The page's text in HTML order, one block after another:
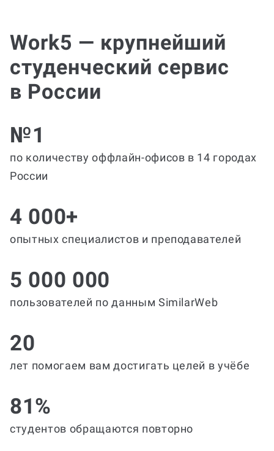
Work5 — крупнейший
студенческий сервис
в России
№1
по количеству оффлайн-офисов в 14 городах
России
4 000+
опытных специалистов и преподавателей
5 000 000
пользователей по данным SimilarWeb
20
лет помогаем вам достигать целей в учёбе
81%
студентов обращаются повторно